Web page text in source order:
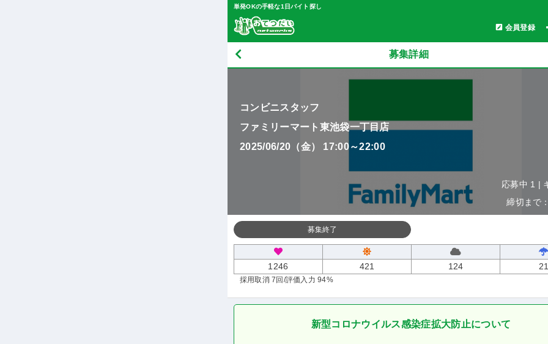
単発OKの手軽な1日バイト探し
会員登録
募集詳細
コンビニスタッフ
ファミリーマート東池袋一丁目店
2025/06/20（金） 17:00～22:00
応募中 1 |
締切まで
募集終了
1246 421 124
採用取消 7回 /評価入力 94%
新型コロナウイルス感染症拡大防止について